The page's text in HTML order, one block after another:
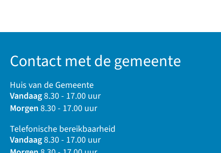
Contact met de gemeente
Huis van de Gemeente
Vandaag8.30 - 17.00 uur
Morgen 8.30 - 17.00 uur
Telefonische bereikbaarheid
Vandaag8.30 - 17.00 uur